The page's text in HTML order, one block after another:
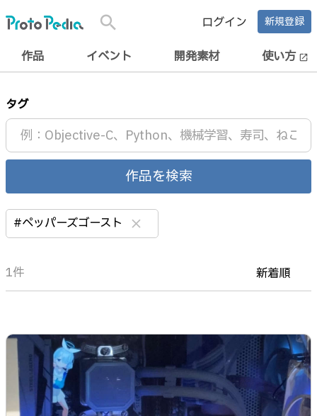
search ログイン 新規登録
作品 イベント 開発素材 使い方 open_in_new
タグ
作品を検索
#ペッパーズゴースト clear
1件 新着順